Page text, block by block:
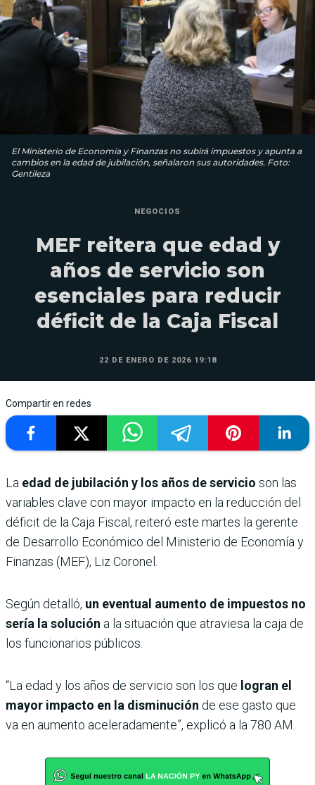
El Ministerio de Economía y Finanzas no subirá impuestos y apunta a
cambios en la edad de jubilación, señalaron sus autoridades. Foto:
Gentileza
NEGOCIOS
MEF reitera que edad y
años de servicio son
esenciales para reducir
déficit de la Caja Fiscal
22 DE ENERO DE 2026 19:18
Compartir en redes
La edad de jubilación y los años de servicio son las
variables clave con mayor impacto en la reducción del
déficit de la Caja Fiscal, reiteró este martes la gerente
de Desarrollo Económico del Ministerio de Economía y
Finanzas (MEF), Liz Coronel.
Según detalló, un eventual aumento de impuestos no
sería la solución a la situación que atraviesa la caja de
los funcionarios públicos.
“La edad y los años de servicio son los que logran el
mayor impacto en la disminución de ese gasto que
va en aumento aceleradamente”, explicó a la 780 AM.